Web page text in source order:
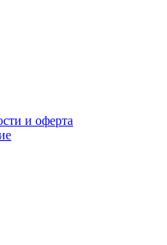
и оферта